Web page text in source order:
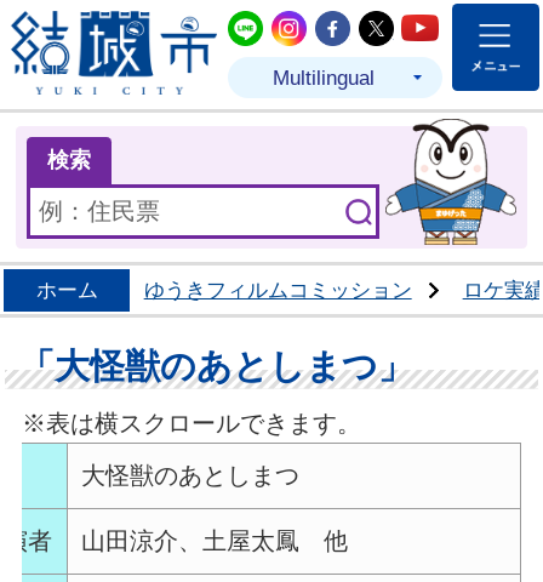
結城市公式LINE
結城市公式Instagram
結城市公式
結城市公式
結城市
Multilingual
検索
ホーム ゆうきフィルムコミッション ロケ実
「大怪獣のあとしまつ」
※表は横スクロールできます。
大怪獣のあとしまつ
者 山田涼介、土屋太鳳 他